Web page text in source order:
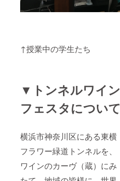
↑授業中の学生たち
▼トンネルワイン
フェスタについて
横浜市神奈川区にある東横
フラワー緑道トンネルを、
ワインのカーヴ（蔵）にみ